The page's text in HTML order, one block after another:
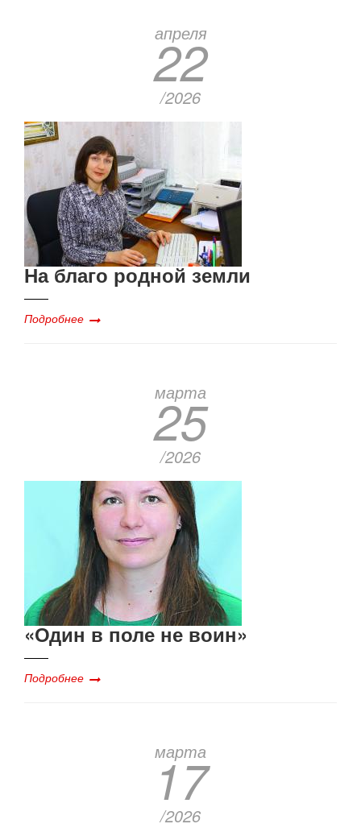
апреля
22
/2026
На благо родной земли
Подробнее
марта
25
/2026
«Один в поле не воин»
Подробнее
марта
17
/2026